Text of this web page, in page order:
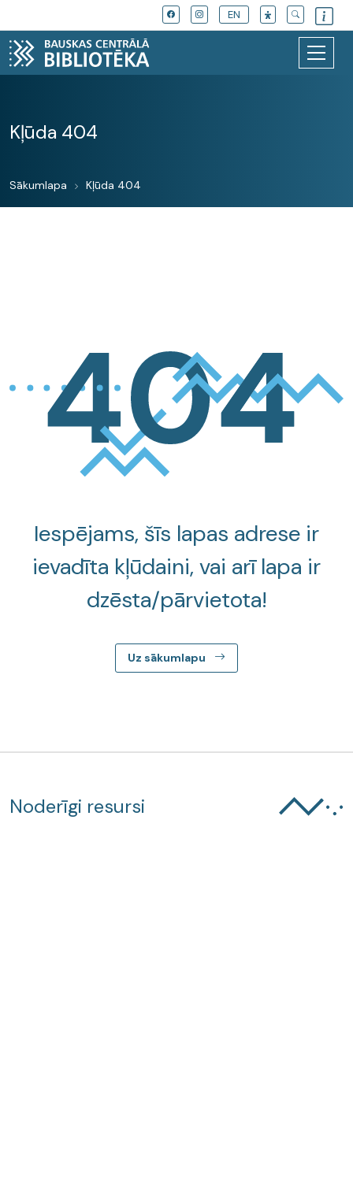
EN
Kļūda 404
Sākumlapa Kļūda 404
Iespējams, šīs lapas adrese ir
ievadīta kļūdaini, vai arī lapa ir
dzēsta/pārvietota!
Uz sākumlapu
Noderīgi resursi